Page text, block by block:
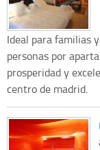
Ideal para familias
personas por
prosperidad y
centro de madrid.